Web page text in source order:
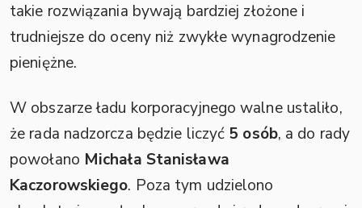
takie rozwiązania bywają bardziej złożone i
trudniejsze do oceny niż zwykłe wynagrodzenie
pieniężne.
W obszarze ładu korporacyjnego walne ustaliło,
że rada nadzorcza będzie liczyć 5 osób, a do rady
powołano Michała Stanisława
Kaczorowskiego. Poza tym udzielono